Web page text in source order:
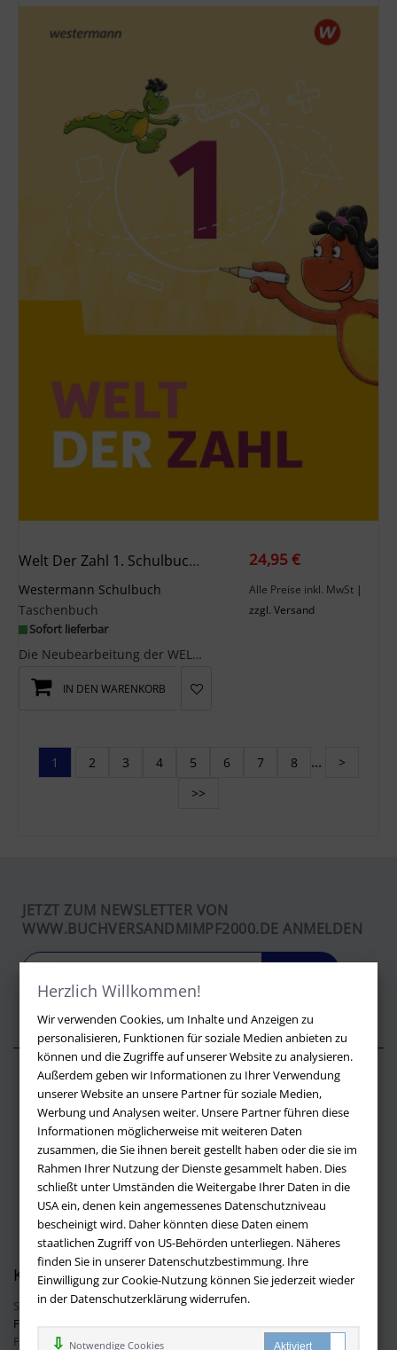
Herzlich Willkommen!
Wir verwenden Cookies, um Inhalte und Anzeigen zu
personalisieren, Funktionen für soziale Medien anbieten zu
können und die Zugriffe auf unserer Website zu analysieren.
Außerdem geben wir Informationen zu Ihrer Verwendung
unserer Website an unsere Partner für soziale Medien,
Werbung und Analysen weiter. Unsere Partner führen diese
Informationen möglicherweise mit weiteren Daten
zusammen, die Sie ihnen bereit gestellt haben oder die sie im
Rahmen Ihrer Nutzung der Dienste gesammelt haben. Dies
schließt unter Umständen die Weitergabe Ihrer Daten in die
USA ein, denen kein angemessenes Datenschutzniveau
bescheinigt wird. Daher könnten diese Daten einem
staatlichen Zugriff von US-Behörden unterliegen. Näheres
finden Sie in unserer Datenschutzbestimmung. Ihre
Einwilligung zur Cookie-Nutzung können Sie jederzeit wieder
in der Datenschutzerklärung widerrufen.
Notwendige Cookies
Welt Der Zahl 1. Schulbuch. Für Berlin, Brandenburg, Mecklenburg-Vorpommern, Sachsen-Anhalt Und Thüringen
Westermann Schulbuch
Taschenbuch
Sofort lieferbar
Die Neubearbeitung der WELT DER ZAHL legt Wert auf eine klare Struktur sowie ruhige, übersichtlic...
24,95 €
Alle Preise inkl. MwSt |
zzgl. Versand
IN DEN WARENKORB
1 2 3 4 5 6 7 8 ...
>
>>
JETZT ZUM NEWSLETTER VON
WWW.BUCHVERSANDMIMPF2000.DE ANMELDEN
Über buchversandmimpf2000.de
Impressum
Versandbedingungen
Widerruf
Batteriehinweis
AGB
Datenschutz
Kontakt
Sie haben Fragen?Hier finden Sie Antworten auf häufig gestellte
Fragen.
Fragen per E-Mail:info@buchversandmimpf2000.de